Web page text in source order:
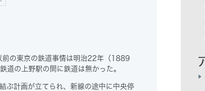
前の東京の鉄道事情は明治22年（1889
道の上野駅の間に鉄道は無かった。
ぶ計画が立てられ、新線の途中に中央停